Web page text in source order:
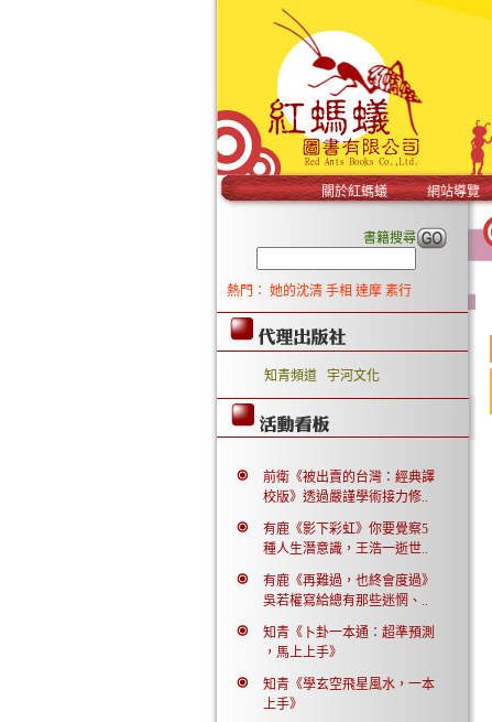
關於紅螞蟻 網站導覽
書籍搜尋
熱門： 她的沈清 手相 達摩 素行
知青頻道 宇河文化
前衛《被出賣的台灣：經典譯
校版》透過嚴謹學術接力修..
有鹿《影下彩虹》你要覺察5
種人生潛意識，王浩一逝世..
有鹿《再難過，也終會度過》
吳若權寫給總有那些迷惘、..
知青《卜卦一本通：超準預測
，馬上上手》
知青《學玄空飛星風水，一本
上手》